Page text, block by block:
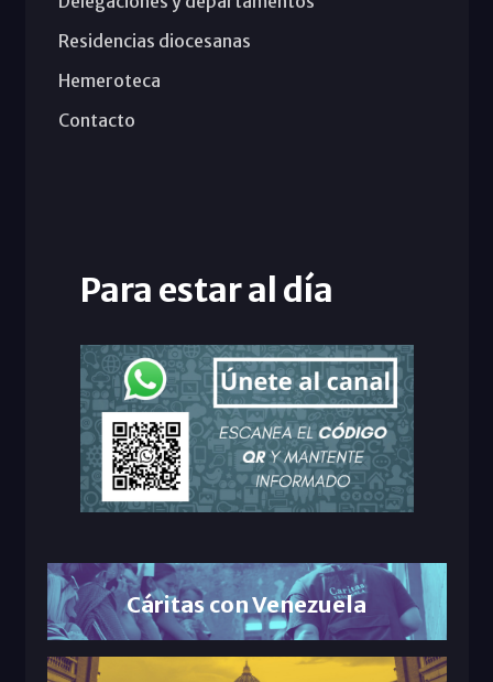
Residencias diocesanas
Hemeroteca
Contacto
Para estar al día
Cáritas con Venezuela